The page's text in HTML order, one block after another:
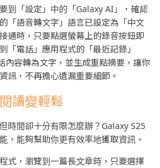
到「設定」中的「Galaxy AI」，確認
「語音轉文字」語言已設定為「中文
通時，只要點選螢幕上的錄音按鈕即
「電話」應用程式的「最近記錄」
內容轉為文字，並生成重點摘要，讓你
訊，不再擔心遺漏重要細節。
讀變輕鬆
時間卻十分有限怎麼辦？Galaxy S25
，能夠幫助你更有效率地獲取資訊。
式，瀏覽到一篇長文章時，只要選擇